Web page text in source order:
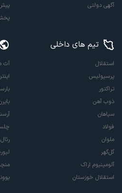
آگهی دولتی
تیم های داخلی
استقلال
پرسپولیس
تراکتور
ذوب آهن
سپاهان
فولاد
ملوان
گل‌گهر
آلومینیوم اراک
استقلال خوزستان
آث